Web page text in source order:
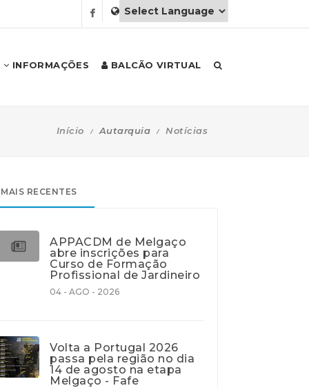
INFORMAÇÕES BALCÃO VIRTUAL
Início Autarquia Notícias
MAIS RECENTES
APPACDM de Melgaço
abre inscrições para
Curso de Formação
Profissional de Jardineiro
04 - AGO - 2026
Volta a Portugal 2026
passa pela região no dia
14 de agosto na etapa
Melgaço - Fafe